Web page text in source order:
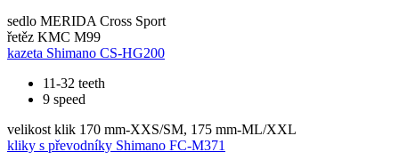
sedlo MERIDA Cross Sport
řetěz KMC M99
kazeta Shimano CS-HG200
11-32 teeth
9 speed
velikost klik 170 mm-XXS/SM, 175 mm-ML/XXL
kliky s převodníky Shimano FC-M371